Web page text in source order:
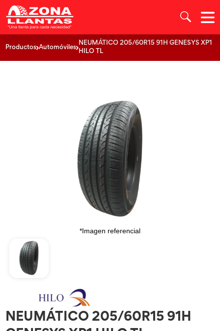
Productos Automóviles
NEUMÁTICO 205/60R15 91H GENESYS XP1
HILO TL
*Imagen referencial
NEUMÁTICO 205/60R15 91H